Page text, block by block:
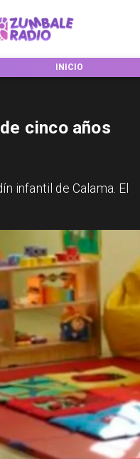
REGIONES
cinco años
infantil de Calama. El